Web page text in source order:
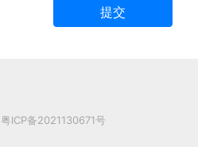
提交
粤ICP备2021130671号